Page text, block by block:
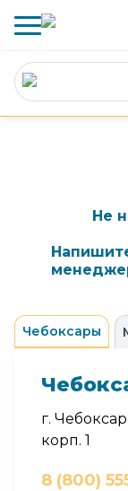
Не
Чебоксары
г.
корп. 1
8 (800)